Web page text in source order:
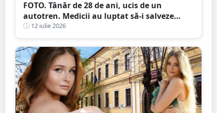
FOTO. Tânăr de 28 de ani, ucis de un
autotren. Medicii au luptat să-i salveze
viața, dar fără succes, în județul vecin
12 iulie 2026